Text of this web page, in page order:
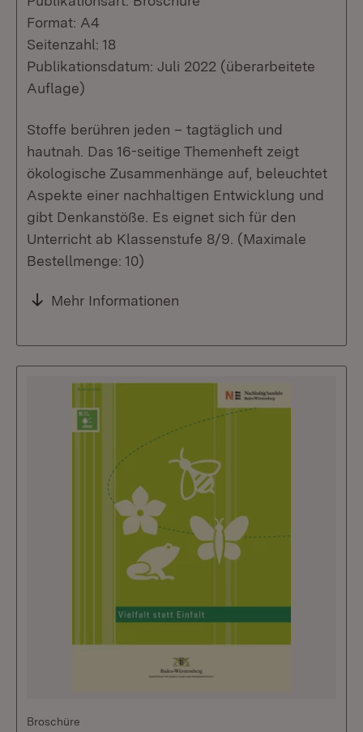
Format: A4
Seitenzahl: 18
Publikationsdatum: Juli 2022 (überarbeitete
Auflage)
Stoffe berühren jeden – tagtäglich und
hautnah. Das 16-seitige Themenheft zeigt
ökologische Zusammenhänge auf, beleuchtet
Aspekte einer nachhaltigen Entwicklung und
gibt Denkanstöße. Es eignet sich für den
Unterricht ab Klassenstufe 8/9. (Maximale
Bestellmenge: 10)
Mehr Informationen
Broschüre